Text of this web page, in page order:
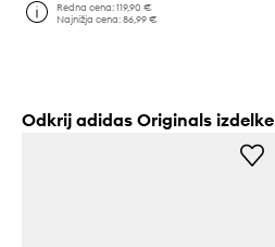
Redna cena:119,90 €
Najnižja cena:86,99 €
Odkrij adidas Originals izdelke